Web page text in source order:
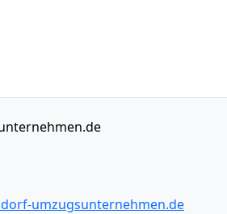
umzugsunternehmen.de